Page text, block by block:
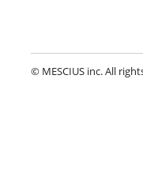
© MESCIUS inc. All